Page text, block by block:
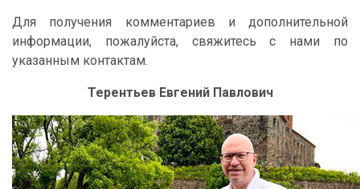
Для получения комментариев и дополнительной
информации, пожалуйста, свяжитесь с нами по
указанным контактам.
Терентьев Евгений Павлович